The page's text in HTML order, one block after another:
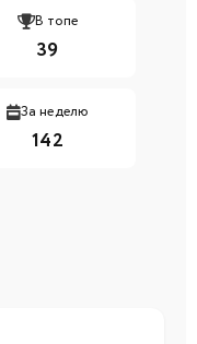
В топе
39
За неделю
142